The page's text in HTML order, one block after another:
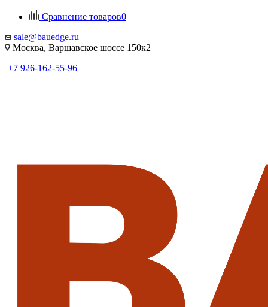
Сравнение товаров0
sale@bauedge.ru
Москва, Варшавское шоссе 150к2
+7 926-162-55-96